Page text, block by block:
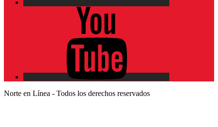
Norte en Línea - Todos los derechos reservados